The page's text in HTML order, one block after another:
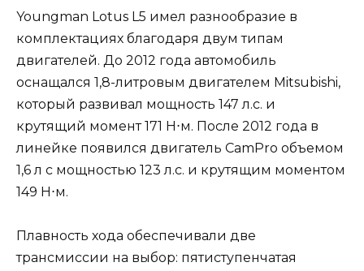
Youngman Lotus L5 имел разнообразие в
комплектациях благодаря двум типам
двигателей. До 2012 года автомобиль
оснащался 1,8-литровым двигателем Mitsubishi,
который развивал мощность 147 л.с. и
крутящий момент 171 Н⋅м. После 2012 года в
линейке появился двигатель CamPro объемом
1,6 л с мощностью 123 л.с. и крутящим моментом
149 Н⋅м.
Плавность хода обеспечивали две
трансмиссии на выбор: пятиступенчатая